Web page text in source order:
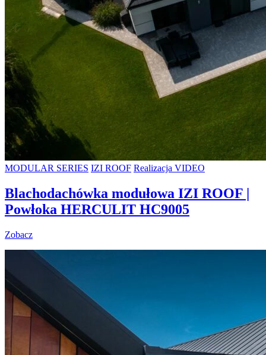
MODULAR SERIES IZI ROOF Realizacja VIDEO
Blachodachówka modułowa IZI ROOF |
Powłoka HERCULIT HC9005
Zobacz